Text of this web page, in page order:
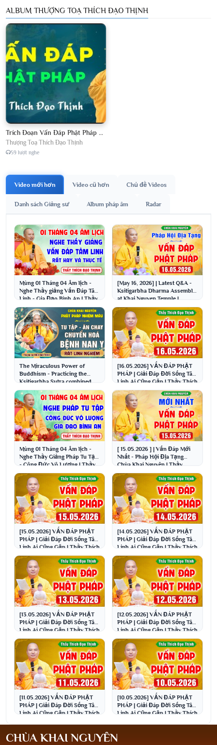
ALBUM THƯỢNG TOẠ THÍCH ĐẠO THỊNH
Trích Đoạn Vấn Đáp Phật Pháp 2026
Thượng Toạ Thích Đạo Thịnh
59 lượt nghe
Video mới hơn Video cũ hơn Chủ đề Videos
Danh sách Giảng sư Album pháp âm Radar
Mùng 01 Tháng 04 Âm lịch -
Nghe Thầy giảng Vấn Đáp Tâm
Linh - Gia Đạo Bình An | Thầy
Thích Đạo Thịnh
[May 16, 2026] | Latest Q&A -
Ksitigarbha Dharma Assembly
at Khai Nguyen Temple |
Venerable Thich...
The Miraculous Power of
Buddhism - Practicing the
Ksitigarbha Sutra combined
with taking peppermi...
[16.05.2026] VẤN ĐÁP PHẬT
PHÁP | Giải Đáp Đời Sống Tâm
Linh Ai Cũng Gặp | Thầy Thích
Đạo Thịnh
Mùng 01 Tháng 04 Âm lịch -
Nghe Thầy Giảng Pháp Tu Tập
- Công Đức Vô Lượng | Thầy
Thích Đạo Thịnh
[ 15.05.2026 ] | Vấn Đáp Mới
Nhất - Pháp Hội Địa Tạng
Chùa Khai Nguyên | Thầy
Thích Đạo Thịnh
[15.05.2026] VẤN ĐÁP PHẬT
PHÁP | Giải Đáp Đời Sống Tâm
Linh Ai Cũng Gặp | Thầy Thích
Đạo Thịnh
[14.05.2026] VẤN ĐÁP PHẬT
PHÁP | Giải Đáp Đời Sống Tâm
Linh Ai Cũng Gặp | Thầy Thích
Đạo Thịnh
[13.05.2026] VẤN ĐÁP PHẬT
PHÁP | Giải Đáp Đời Sống Tâm
Linh Ai Cũng Gặp | Thầy Thích
Đạo Thịnh
[12.05.2026] VẤN ĐÁP PHẬT
PHÁP | Giải Đáp Đời Sống Tâm
Linh Ai Cũng Gặp | Thầy Thích
Đạo Thịnh
[11.05.2026] VẤN ĐÁP PHẬT
PHÁP | Giải Đáp Đời Sống Tâm
Linh Ai Cũng Gặp | Thầy Thích
[10.05.2026] VẤN ĐÁP PHẬT
PHÁP | Giải Đáp Đời Sống Tâm
Linh Ai Cũng Gặp | Thầy Thích
CHÙA KHAI NGUYÊN